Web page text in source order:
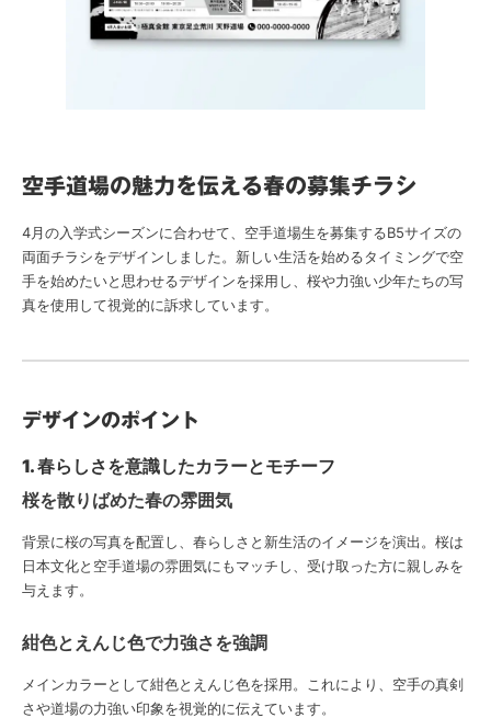
空手道場の魅力を伝える春の募集チラシ
4月の入学式シーズンに合わせて、空手道場生を募集するB5サイズの
両面チラシをデザインしました。新しい生活を始めるタイミングで空
手を始めたいと思わせるデザインを採用し、桜や力強い少年たちの写
真を使用して視覚的に訴求しています。
デザインのポイント
1. 春らしさを意識したカラーとモチーフ
桜を散りばめた春の雰囲気
背景に桜の写真を配置し、春らしさと新生活のイメージを演出。桜は
日本文化と空手道場の雰囲気にもマッチし、受け取った方に親しみを
与えます。
紺色とえんじ色で力強さを強調
メインカラーとして紺色とえんじ色を採用。これにより、空手の真剣
さや道場の力強い印象を視覚的に伝えています。